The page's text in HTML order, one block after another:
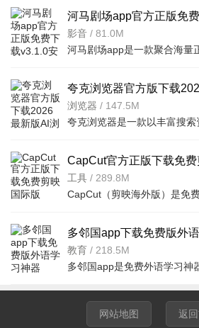
河马剧场app官方正版免
卓版
影音 / 81.0M
夸克浏览器官方版下载
览器v10.7.5.1050安卓版
浏览器 / 147.5M
CapCut官方正版下载免费
v17.4.0最新版
工具 / 289.8M
多邻国app下载免费版外
v6.73.3安卓版
教育 / 218.5M
网站地图 返